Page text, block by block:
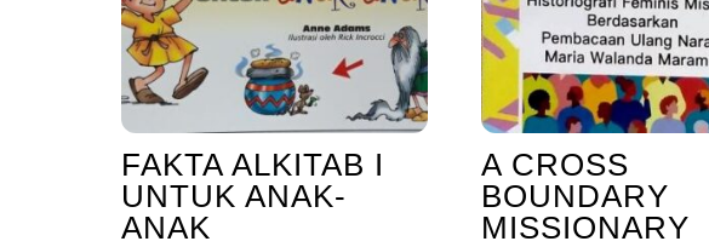
FAKTA ALKITAB I
UNTUK ANAK-
ANAK
A CROSS
BOUNDARY
MISSIONARY